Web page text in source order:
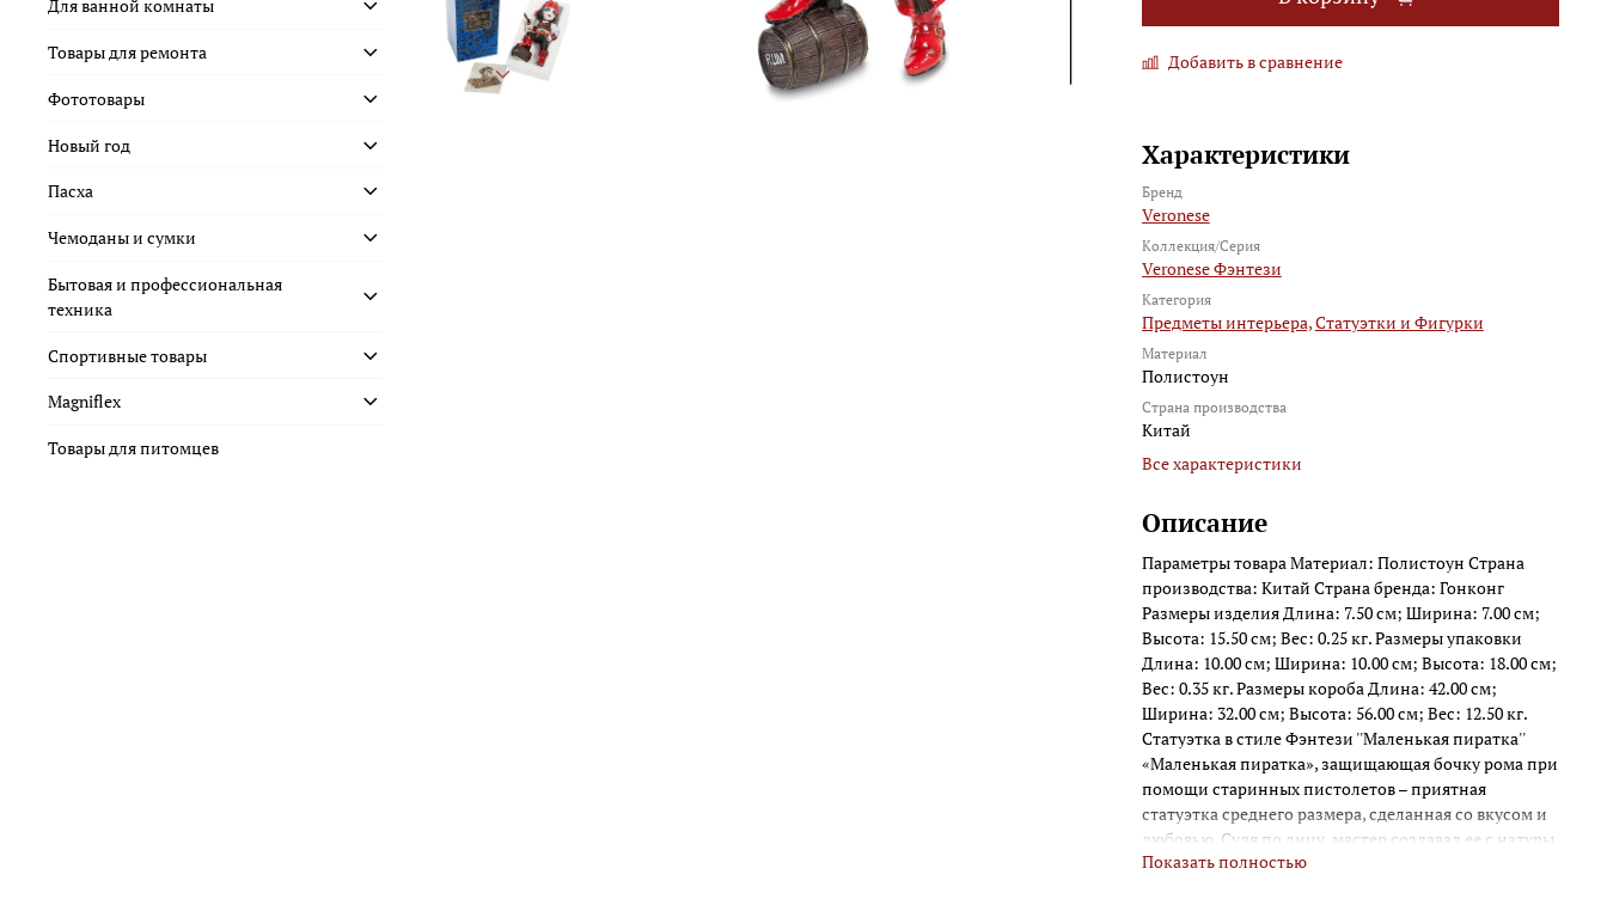
Добавить в сравнение
Характеристики
Бренд
Veronese
Коллекция/Серия
Veronese Фэнтези
Категория
Предметы интерьера,Статуэтки и Фигурки
Материал
Полистоун
Страна производства
Китай
Все характеристики
Описание
Параметры товара Материал: Полистоун Страна
производства: Китай Страна бренда: Гонконг
Размеры изделия Длина: 7.50 см; Ширина: 7.00 см;
Высота: 15.50 см; Вес: 0.25 кг. Размеры упаковки
Длина: 10.00 см; Ширина: 10.00 см; Высота: 18.00 см;
Вес: 0.35 кг. Размеры короба Длина: 42.00 см;
Ширина: 32.00 см; Высота: 56.00 см; Вес: 12.50 кг.
Статуэтка в стиле Фэнтези ''Маленькая пиратка''
«Маленькая пиратка», защищающая бочку рома при
помощи старинных пистолетов – приятная
статуэтка среднего размера, сделанная со вкусом и
любовью. Судя по лицу, мастер создавал ее с натуры,
настолько реалистичны и пропорциональны черты
Показать полностью
Для ванной комнаты
Товары для ремонта
Фототовары
Новый год
Пасха
Чемоданы и сумки
Бытовая и профессиональная
техника
Спортивные товары
Magniflex
Товары для питомцев